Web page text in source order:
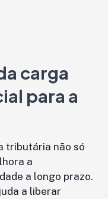
carga
para a
tributária não só
a
a longo prazo.
a liberar